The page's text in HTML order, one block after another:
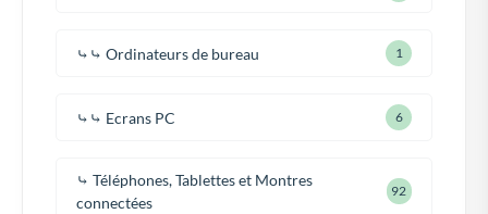
⤷⤷ Ordinateurs de bureau 1
⤷⤷ Ecrans PC 6
⤷ Téléphones, Tablettes et Montres
connectées
92